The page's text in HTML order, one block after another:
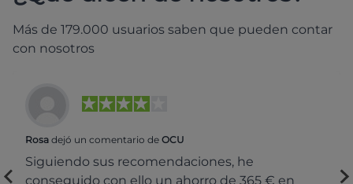
Más de 179.000 usuarios saben que pueden contar
con nosotros
Rosa dejó un comentario de OCU
Siguiendo sus recomendaciones, he
conseguido con ello un ahorro de 365 € en